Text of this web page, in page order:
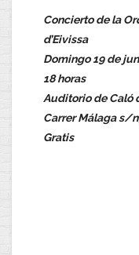
Concierto de la
d’Eivissa
Domingo 19 de
18 horas
Auditorio de Caló
Carrer Málaga s/
Gratis